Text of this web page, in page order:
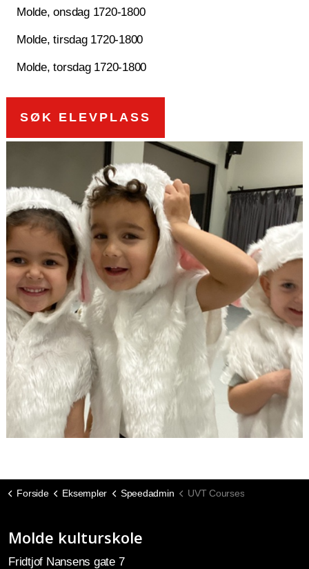
Molde, onsdag 1720-1800
Molde, tirsdag 1720-1800
Molde, torsdag 1720-1800
SØK ELEVPLASS
Forside Eksempler Speedadmin UVT Courses
Molde kulturskole
Fridtjof Nansens gate 7